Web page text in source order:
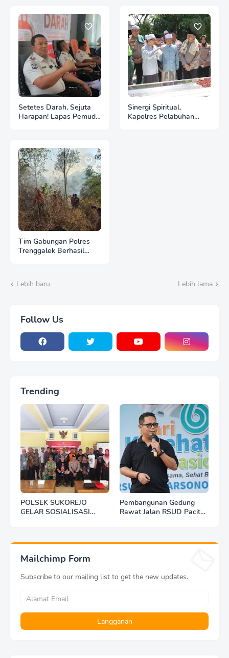
Setetes Darah, Sejuta
Harapan! Lapas Pemuda
Sinergi Spiritual,
Kapolres Pelabuhan
Tim Gabungan Polres
Trenggalek Berhasil
Lebih baru Lebih lama
Follow Us
Trending
POLSEK SUKOREJO
GELAR SOSIALISASI
Pembangunan Gedung
Rawat Jalan RSUD Pacitan
Mailchimp Form
Subscribe to our mailing list to get the new updates.